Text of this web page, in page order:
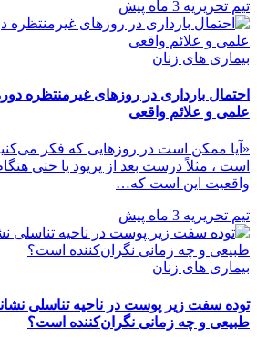
تیم تحریریه 3 ماه پیش
بیماری های زنان
احتمال بارداری در روزهای غیرمنتظره
علمی و علائم واقعی
«آیا ممکن است در روزهایی که فکر
است ، مثلاً درست بعد از پریود یا حتی
واقعیت این است که…
تیم تحریریه 3 ماه پیش
بیماری های زنان
توده سفت زیر پوست در ناحیه تناسلی
طبیعی و چه زمانی نگران‌کننده است؟